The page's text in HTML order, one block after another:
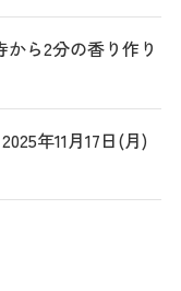
ら2分の香り作り
年11月17日(月)